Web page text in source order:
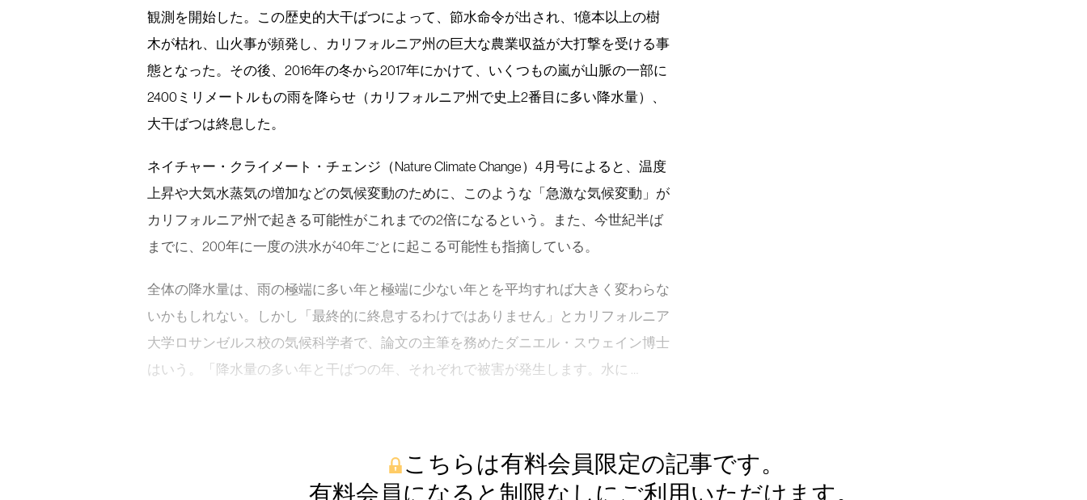
観測を開始した。この歴史的大干ばつによって、節水命令が出され、1億本以上の樹
木が枯れ、山火事が頻発し、カリフォルニア州の巨大な農業収益が大打撃を受ける事
態となった。その後、2016年の冬から2017年にかけて、いくつもの嵐が山脈の一部に
2400ミリメートルもの雨を降らせ（カリフォルニア州で史上2番目に多い降水量）、
大干ばつは終息した。
ネイチャー・クライメート・チェンジ（Nature Climate Change）4月号によると、温度
上昇や大気水蒸気の増加などの気候変動のために、このような「急激な気候変動」が
カリフォルニア州で起きる可能性がこれまでの2倍になるという。また、今世紀半ば
までに、200年に一度の洪水が40年ごとに起こる可能性も指摘している。
全体の降水量は、雨の極端に多い年と極端に少ない年とを平均すれば大きく変わらな
いかもしれない。しかし「最終的に終息するわけではありません」とカリフォルニア
大学ロサンゼルス校の気候科学者で、論文の主筆を務めたダニエル・スウェイン博士
はいう。「降水量の多い年と干ばつの年、それぞれで被害が発生します。水に …
こちらは有料会員限定の記事です。
有料会員になると制限なしにご利用いただけます。